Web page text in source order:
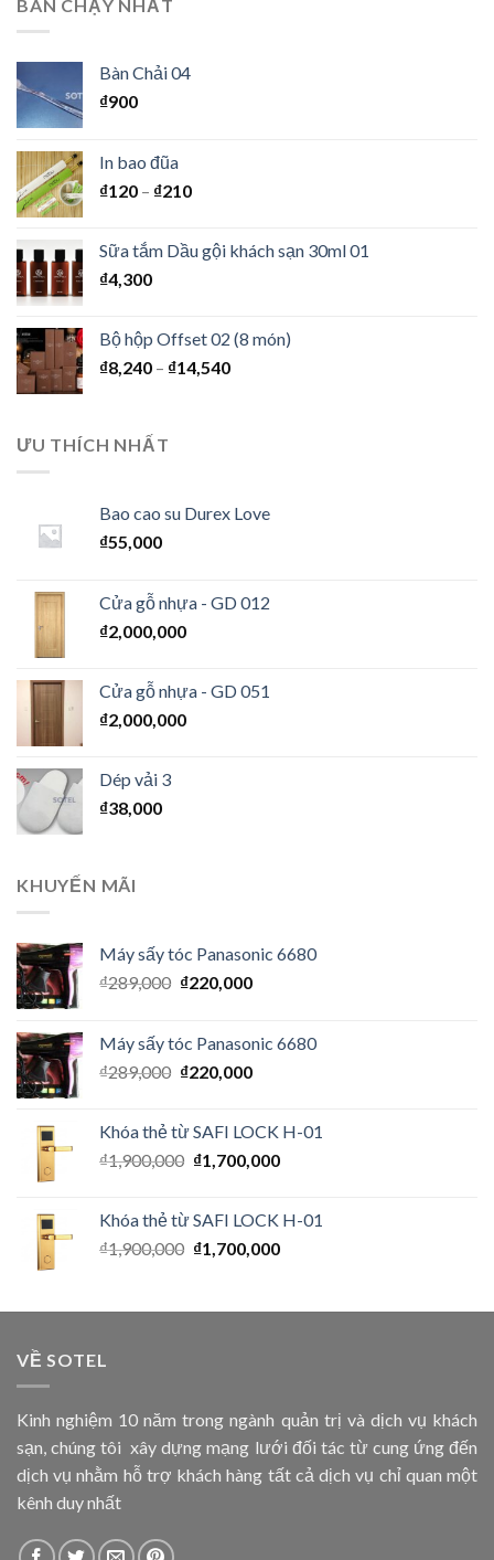
BÁN CHẠY NHẤT
Bàn Chải 04
₫900
In bao đũa
₫120 – ₫210
Sữa tắm Dầu gội khách sạn 30ml 01
₫4,300
Bộ hộp Offset 02 (8 món)
₫8,240 – ₫14,540
ƯU THÍCH NHẤT
Bao cao su Durex Love
₫55,000
Cửa gỗ nhựa - GD 012
₫2,000,000
Cửa gỗ nhựa - GD 051
₫2,000,000
Dép vải 3
₫38,000
KHUYẾN MÃI
Máy sấy tóc Panasonic 6680
₫289,000 ₫220,000
Máy sấy tóc Panasonic 6680
₫289,000 ₫220,000
Khóa thẻ từ SAFI LOCK H-01
₫1,900,000 ₫1,700,000
Khóa thẻ từ SAFI LOCK H-01
₫1,900,000 ₫1,700,000
VỀ SOTEL
Kinh nghiệm 10 năm trong ngành quản trị và dịch vụ khách
sạn, chúng tôi xây dựng mạng lưới đối tác từ cung ứng đến
dịch vụ nhằm hỗ trợ khách hàng tất cả dịch vụ chỉ quan một
kênh duy nhất